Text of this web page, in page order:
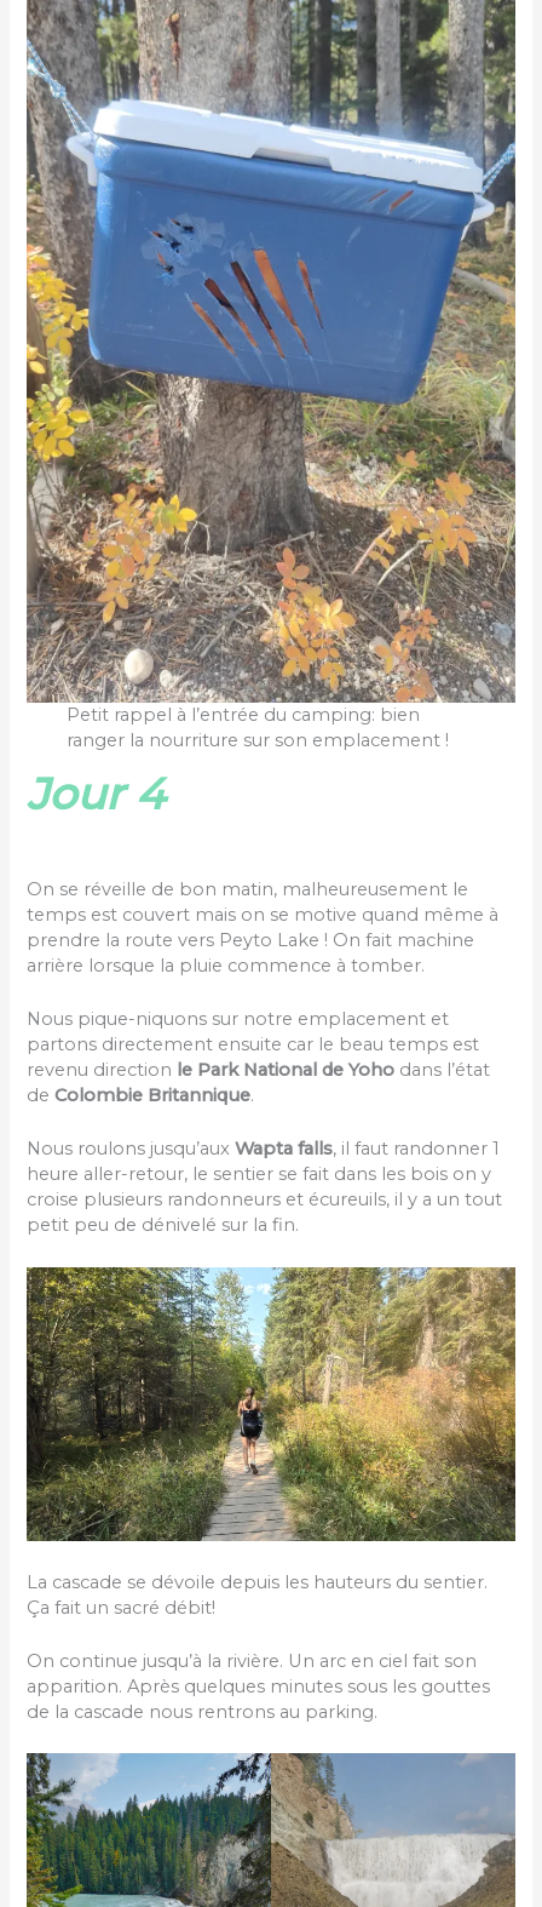
Petit rappel à l’entrée du camping: bien
ranger la nourriture sur son emplacement !
Jour 4
On se réveille de bon matin, malheureusement le
temps est couvert mais on se motive quand même à
prendre la route vers Peyto Lake ! On fait machine
arrière lorsque la pluie commence à tomber.
Nous pique-niquons sur notre emplacement et
partons directement ensuite car le beau temps est
revenu direction le Park National de Yoho dans l’état
deColombie Britannique.
Nous roulons jusqu’auxWapta falls, il faut randonner 1
heure aller-retour, le sentier se fait dans les bois on y
croise plusieurs randonneurs et écureuils, il y a un tout
petit peu de dénivelé sur la fin.
La cascade se dévoile depuis les hauteurs du sentier.
Ça fait un sacré débit!
On continue jusqu’à la rivière. Un arc en ciel fait son
apparition. Après quelques minutes sous les gouttes
de la cascade nous rentrons au parking.